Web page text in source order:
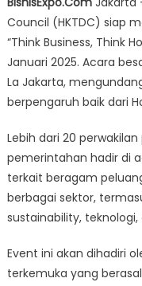
Council (HKTDC) siap
“Think Business, Think
Januari 2025. Acara
La Jakarta,
berpengaruh baik dari
Lebih dari 20
pemerintahan hadir di
terkait beragam
berbagai sektor,
sustainability, teknologi,
Event ini akan dihadiri
terkemuka yang